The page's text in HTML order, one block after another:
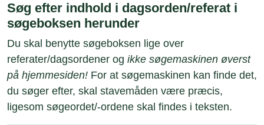
Søg efter indhold i dagsorden/referat i
søgeboksen herunder
Du skal benytte søgeboksen lige over
referater/dagsordener og ikke søgemaskinen øverst
på hjemmesiden! For at søgemaskinen kan finde det,
du søger efter, skal stavemåden være præcis,
ligesom søgeordet/-ordene skal findes i teksten.